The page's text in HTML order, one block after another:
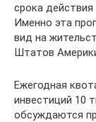
срока
Именно эта
вид на
Штатов
Ежегодная
инвестиций 10
обсуждаются